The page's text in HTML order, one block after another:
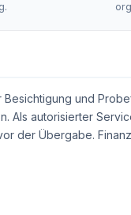
und
Als autorisierter
der Übergabe.